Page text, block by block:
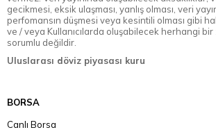
gecikmesi, eksik ulaşması, yanlış olması, veri
perfomansın düşmesi veya kesintili olması gibi
ve / veya Kullanıcılarda oluşabilecek herhangi
sorumlu değildir.
Uluslarası döviz piyasası kuru
BORSA
Canlı Borsa